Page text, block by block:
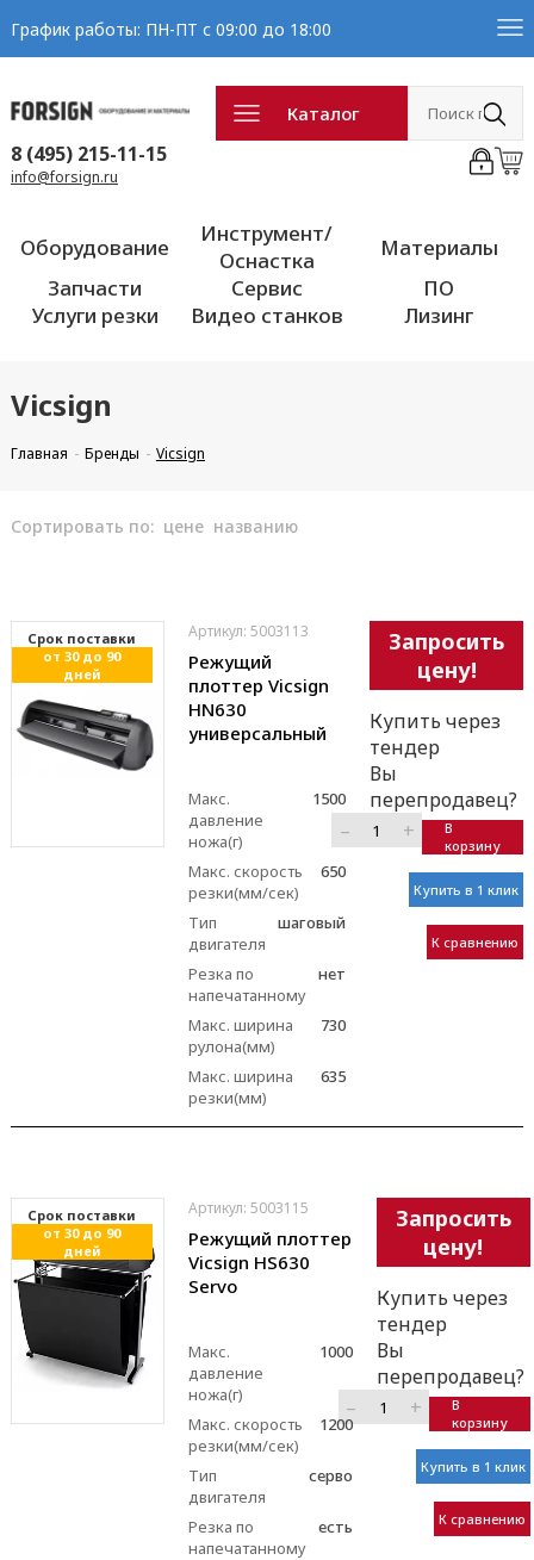
График работы: ПН-ПТ с 09:00 до 18:00
Каталог
8 (495) 215-11-15
info@forsign.ru
Оборудование
Инструмент/
Оснастка
Материалы
Запчасти
Сервис
ПО
Услуги резки
Видео станков Лизинг
Vicsign
Главная Бренды Vicsign
Сортировать по: цене названию
Cрок поставки
от 30 до 90
дней
Артикул: 5003113
Режущий
плоттер Vicsign
HN630
универсальный
Макс.
давление
ножа(г)
1500
Макс. скорость
резки(мм/сек)
650
Тип
двигателя
шаговый
Резка по
напечатанному
нет
Макс. ширина
рулона(мм)
730
Макс. ширина
резки(мм)
635
Запросить
цену!
Купить через
тендер
Вы
перепродавец?
–
+
В
корзину
Купить в 1 клик
К сравнению
Cрок поставки
от 30 до 90
дней
Артикул: 5003115
Режущий плоттер
Vicsign HS630
Servo
Макс.
давление
ножа(г)
1000
Макс. скорость
резки(мм/сек)
1200
Тип
двигателя
серво
Резка по
напечатанному
есть
Запросить
цену!
Купить через
тендер
Вы
перепродавец?
–
+
В
корзину
Купить в 1 клик
К сравнению